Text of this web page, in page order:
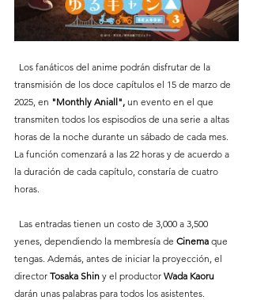
transmisión de los doce capítulos el 15 de marzo de
2025, en "Monthly Aniall", un evento en el que
transmiten todos los espisodios de una serie a altas
horas de la noche durante un sábado de cada mes.
La función comenzará a las 22 horas y de acuerdo a
la duración de cada capítulo, constaría de cuatro
horas.
yenes, dependiendo la membresía de Cinema que
tengas. Además, antes de iniciar la proyección, el
director Tosaka Shin y el productor Wada Kaoru
darán unas palabras para todos los asistentes.